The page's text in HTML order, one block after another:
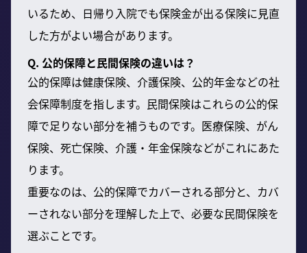
いるため、日帰り入院でも保険金が出る保険に見直
した方がよい場合があります。
Q. 公的保障と民間保険の違いは？
公的保障は健康保険、介護保険、公的年金などの社
会保障制度を指します。民間保険はこれらの公的保
障で足りない部分を補うものです。医療保険、がん
保険、死亡保険、介護・年金保険などがこれにあた
ります。
重要なのは、公的保障でカバーされる部分と、カバ
ーされない部分を理解した上で、必要な民間保険を
選ぶことです。